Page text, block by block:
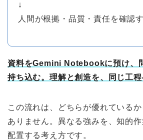
↓
人間が根拠・品質・責任を確認
資料をGemini Notebookに預け、
持ち込む。理解と創造を、同じ工程
この流れは、どちらが優れている
ありません。異なる強みを、知的
配置する考え方です。